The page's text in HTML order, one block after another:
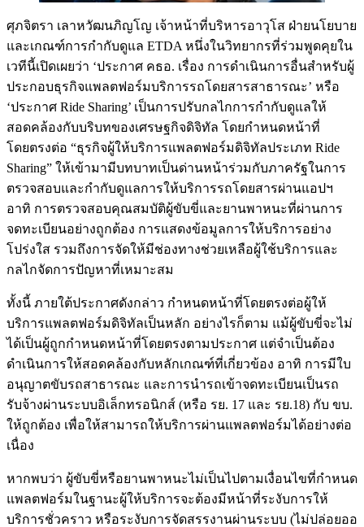
ศุภจิตรา เลาหวัฒนภิญโญ เจ้าหน้าที่บริหารอาวุโส ฝ่ายนโยบาย
และเกณฑ์การกำกับดูแล ETDA หนึ่งในวิทยากรที่ร่วมพูดคุยใน
เวทีนี้เปิดเผยว่า ‘ประกาศ คธอ. เรื่อง การดำเนินการอื่นสำหรับผู้
ประกอบธุรกิจแพลตฟอร์มบริการรถโดยสารสาธารณะ’ หรือ
‘ประกาศ Ride Sharing’ เป็นการปรับกลไกการกำกับดูแลให้
สอดคล้องกับบริบทของเศรษฐกิจดิจิทัล โดยกำหนดหน้าที่
โดยตรงต่อ “ธุรกิจผู้ให้บริการแพลตฟอร์มดิจิทัลประเภท Ride
Sharing” ให้เข้ามามีบทบาทเป็นด่านหน้าร่วมกับภาครัฐในการ
ตรวจสอบและกำกับดูแลการให้บริการรถโดยสารผ่านแอปฯ
อาทิ การตรวจสอบคุณสมบัติผู้ขับขี่และยานพาหนะที่ผ่านการ
จดทะเบียนอย่างถูกต้อง การแสดงข้อมูลการให้บริการอย่าง
โปร่งใส รวมถึงการจัดให้มีช่องทางช่วยเหลือผู้ใช้บริการและ
กลไกจัดการปัญหาที่เหมาะสม
ทั้งนี้ ภายใต้ประกาศดังกล่าว กำหนดหน้าที่โดยตรงต่อผู้ให้
บริการแพลตฟอร์มดิจิทัลเป็นหลัก อย่างไรก็ตาม แม้ผู้ขับขี่จะไม่
ได้เป็นผู้ถูกกำหนดหน้าที่โดยตรงตามประกาศ แต่จำเป็นต้อง
ดำเนินการให้สอดคล้องกับหลักเกณฑ์ที่เกี่ยวข้อง อาทิ การมีใบ
อนุญาตขับรถสาธารณะ และการนำรถเข้าจดทะเบียนเป็นรถ
รับจ้างผ่านระบบอิเล็กทรอนิกส์ (หรือ รย. 17 และ รย.18) กับ ขบ.
ให้ถูกต้อง เพื่อให้สามารถให้บริการผ่านแพลตฟอร์มได้อย่างต่อ
เนื่อง
หากพบว่า ผู้ขับขี่หรือยานพาหนะไม่เป็นไปตามเงื่อนไขที่กำหนด
แพลตฟอร์มในฐานะผู้ให้บริการจะต้องมีหน้าที่ระงับการให้
บริการชั่วคราว หรือระงับการจัดสรรงานผ่านระบบ (ไม่ปล่อยออ